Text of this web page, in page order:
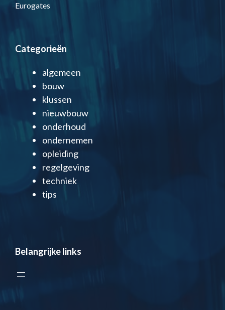
Eurogates
Categorieën
algemeen
bouw
klussen
nieuwbouw
onderhoud
ondernemen
opleiding
regelgeving
techniek
tips
Belangrijke links